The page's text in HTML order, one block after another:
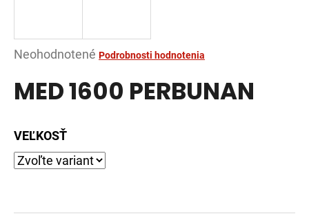
Priemerné
produktu
je
z
5
hviezdičiek.
Neohodnotené Podrobnosti hodnotenia
MED 1600 PERBUNAN
VEĽKOSŤ
j
s
?